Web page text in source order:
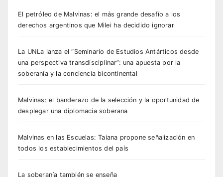
El petróleo de Malvinas: el más grande desafío a los
derechos argentinos que Milei ha decidido ignorar
La UNLa lanza el “Seminario de Estudios Antárticos desde
una perspectiva transdisciplinar”: una apuesta por la
soberanía y la conciencia bicontinental
Malvinas: el banderazo de la selección y la oportunidad de
desplegar una diplomacia soberana
Malvinas en las Escuelas: Taiana propone señalización en
todos los establecimientos del país
La soberanía también se enseña